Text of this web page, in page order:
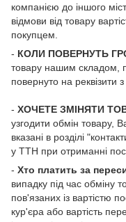
компанією до іншого
відмови від товару
покупцем.
- КОЛИ ПОВЕРНУТЬ
товару нашим складом,
повернуто на реквізити
- ХОЧЕТЕ ЗМІНЯТИ
узгодити обмін товару,
вказані в розділі
у ТТН при отриманні
- Хто платить за
випадку під час обміну
пов'язаних із вартістю
кур'єра або вартість